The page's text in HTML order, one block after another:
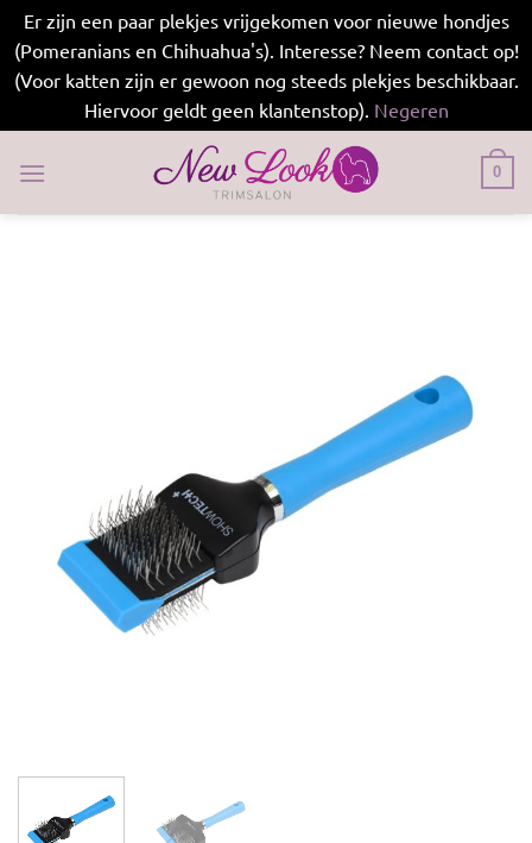
Er zijn een paar plekjes vrijgekomen voor nieuwe hondjes
(Pomeranians en Chihuahua's). Interesse? Neem contact op!
(Voor katten zijn er gewoon nog steeds plekjes beschikbaar.
Hiervoor geldt geen klantenstop). Negeren
naar
0